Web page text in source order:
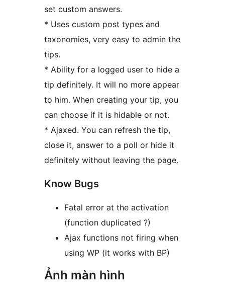
set custom answers.
* Uses custom post types and
taxonomies, very easy to admin the
tips.
* Ability for a logged user to hide a
tip definitely. It will no more appear
to him. When creating your tip, you
can choose if it is hidable or not.
* Ajaxed. You can refresh the tip,
close it, answer to a poll or hide it
definitely without leaving the page.
Know Bugs
Fatal error at the activation
(function duplicated ?)
Ajax functions not firing when
using WP (it works with BP)
Ảnh màn hình